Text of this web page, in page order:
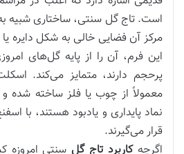
است. تاج گل سنتی، ساختاری شبیه
مرکز آن فضایی خالی به شکل دایره
این فرم، آن را از پایه گل‌های
پرحجم دارند، متمایز می‌کند.
معمولاً از چوب یا فلز ساخته شده و
نماد پایداری و یادبود هستند، با
قرار می‌گیرند.
اگرچه کاربرد تاج گل سنتی امروزه